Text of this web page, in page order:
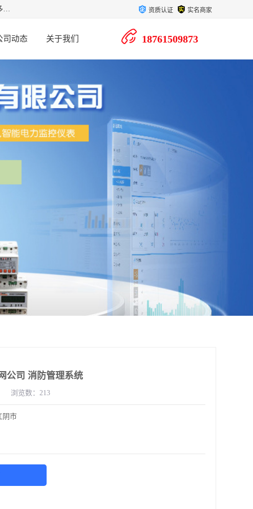
江苏安科瑞电器制造有限公司是安科瑞电气股份有限公司是物联网电表、消防物联网系统、安全用电管理系统低压保护、无线多功能电表、智能光伏等系列产品的生产基地。为客户提供可靠用电、节约用电、安全用电的完整解决方案，在智能电网用户端、新能源、物联网等前沿领域不断探索开发新产品。流箱,数显工控表,火灾监控装置。 资质认证 实名商家
司动态 关于我们 18761509873
公司 消防管理系统
浏览数：213
阴市